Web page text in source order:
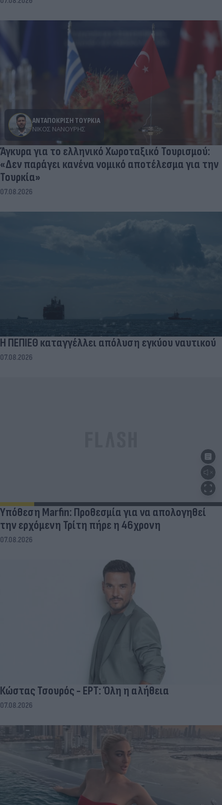
ΑΝΤΑΠΟΚΡΙΣΗ ΤΟΥΡΚΙΑ
ΝΊΚΟΣ ΝΑΝΟΎΡΗΣ
Άγκυρα για το ελληνικό Χωροταξικό Τουρισμού:
«Δεν παράγει κανένα νομικό αποτέλεσμα για την
Τουρκία»
07.08.2026
Η ΠΕΠΙΕΘ καταγγέλλει απόλυση εγκύου ναυτικού
07.08.2026
Υπόθεση Marfin: Προθεσμία για να απολογηθεί
την ερχόμενη Τρίτη πήρε η 46χρονη
07.08.2026
Κώστας Τσουρός - ΕΡΤ: Όλη η αλήθεια
07.08.2026